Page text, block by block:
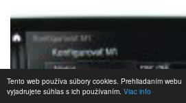
Tento web používa súbory cookies. Prehliadaním webu
vyjadrujete súhlas s ich používaním. Viac info